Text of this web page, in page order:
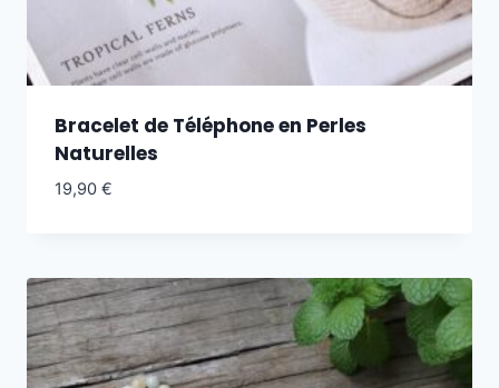
Bracelet de Téléphone en Perles
Naturelles
19,90 €